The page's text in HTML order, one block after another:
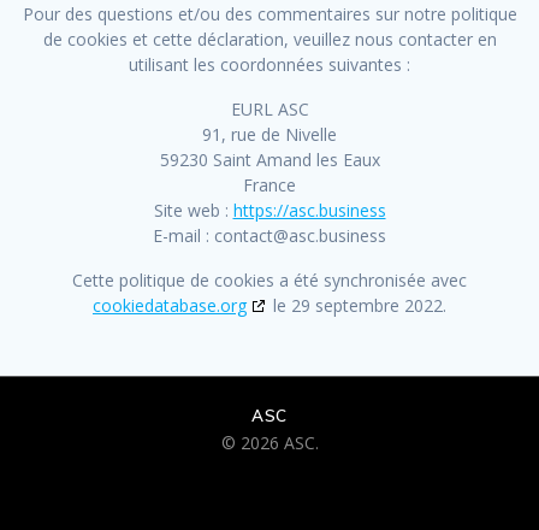
Pour des questions et/ou des commentaires sur notre politique
de cookies et cette déclaration, veuillez nous contacter en
utilisant les coordonnées suivantes :
EURL ASC
91, rue de Nivelle
59230 Saint Amand les Eaux
France
Site web : https://asc.business
E-mail : contact@asc.business
Cette politique de cookies a été synchronisée avec
cookiedatabase.org
le 29 septembre 2022.
ASC
© 2026 ASC.